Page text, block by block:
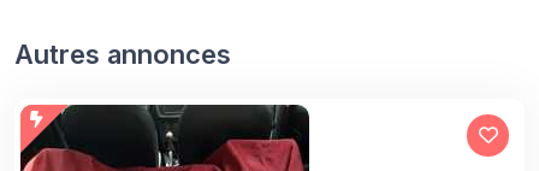
Autres annonces